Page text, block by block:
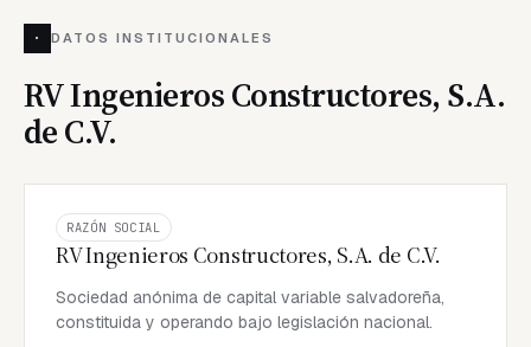
· DATOS INSTITUCIONALES
RV Ingenieros Constructores, S.A.
de C.V.
RAZÓN SOCIAL
RV Ingenieros Constructores, S.A. de C.V.
Sociedad anónima de capital variable salvadoreña,
constituida y operando bajo legislación nacional.